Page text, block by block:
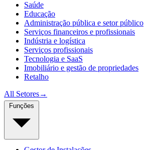
Saúde
Educação
Administração pública e setor público
Serviços financeiros e profissionais
Indústria e logística
Serviços profissionais
Tecnologia e SaaS
Imobiliário e gestão de propriedades
Retalho
All Setores→